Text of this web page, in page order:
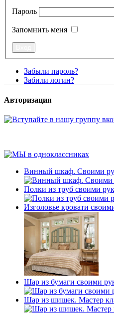
Пароль
Запомнить меня
Забыли пароль?
Забили логин?
Авторизация
Винный шкаф. Своими
Полки из труб своими
Изголовье кровати
Шар из бумаги своими
Шар из шишек. Мастер